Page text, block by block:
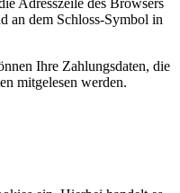
an dem Schloss-Symbol in
Ihre Zahlungsdaten, die
mitgelesen werden.